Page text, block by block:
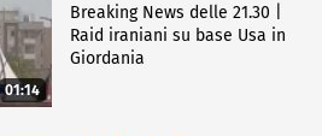
01:14
Breaking News delle 21.30 |
Raid iraniani su base Usa in
Giordania